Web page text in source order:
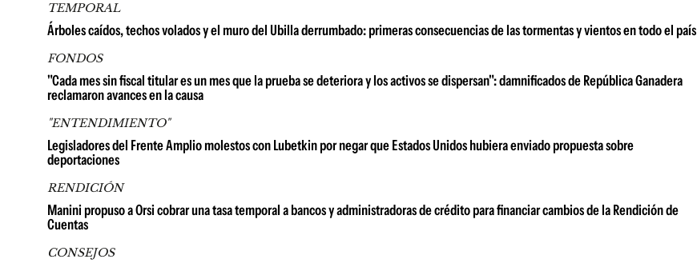
TEMPORAL
Árboles caídos, techos volados y el muro del Ubilla derrumbado: primeras consecuencias de las tormentas y vientos en todo el país
FONDOS
"Cada mes sin fiscal titular es un mes que la prueba se deteriora y los activos se dispersan": damnificados de República Ganadera
reclamaron avances en la causa
"ENTENDIMIENTO"
Legisladores del Frente Amplio molestos con Lubetkin por negar que Estados Unidos hubiera enviado propuesta sobre
deportaciones
RENDICIÓN
Manini propuso a Orsi cobrar una tasa temporal a bancos y administradoras de crédito para financiar cambios de la Rendición de
Cuentas
CONSEJOS